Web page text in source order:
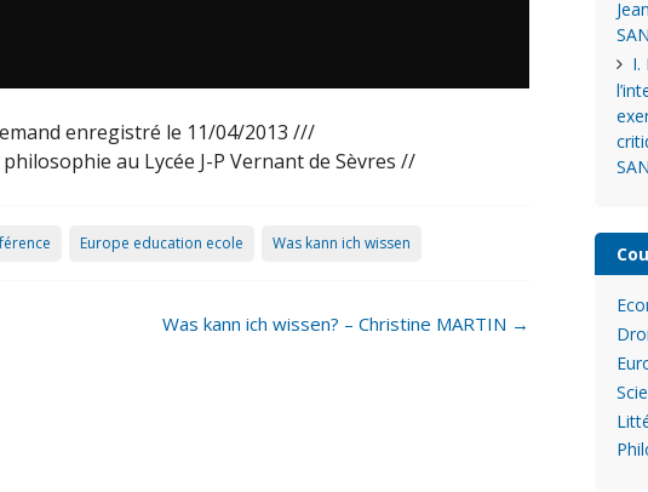
enregistré le 11/04/2013 ///
au Lycée J-P Vernant de Sèvres //
Europe education ecole Was kann ich wissen
Was kann ich wissen? – Christine MARTIN →
I.